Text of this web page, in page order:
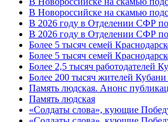
В Новороссийске на скамью
В 2026 году в Отделении СФР
В 2026 году в Отделении СФР
Более 5 тысяч семей
Более 5 тысяч семей
Более 2,5 тысяч работодателей
Более 200 тысяч жителей
Память людская. Анонс
Память людская
«Солдаты слова», кующие